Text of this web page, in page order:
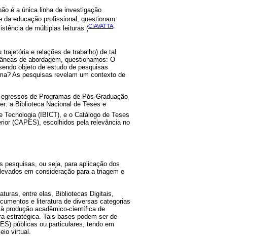
é a única linha de investigação
da educação profissional, questionam
de múltiplas leituras (CIAVATTA,
e relações de trabalho) de tal
de abordagem, questionamos: O
objeto de estudo de pesquisas
As pesquisas revelam um contexto de
de Programas de Pós-Graduação
a Biblioteca Nacional de Teses e
(IBICT), e o Catálogo de Teses
(CAPES), escolhidos pela relevância no
pesquisas, ou seja, para aplicação dos
em consideração para a triagem e
entre elas, Bibliotecas Digitais,
e literatura de diversas categorias
produção acadêmico-científica de
estratégica. Tais bases podem ser de
públicas ou particulares, tendo em
virtual.